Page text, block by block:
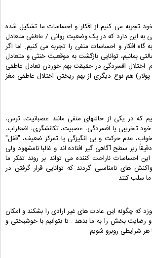
تجربه می کنیم از افکار و احساسات ما تشکیل شده
به این دارد که در یک وضعیت روانی / عاطفی متعادل
گاه افکار و احساسات منفی را تجربه می کنیم. اما اگر
بمانیم، توانایی بازگشت به موقعیت خنثی و متعادل
اختلال افسردگی در حقیقت بهم خوردن تعادل عاطفی
هم نوع دیگری از بهم ریختن اختلال عاطفی مغز
که در یکی از حالتهای منفی مانند عصبانیت، ترس،
تخریبی یا افسردگی، عصبیت، تکانشگری، اضطراب،
عدم حرکت و بی انگیزگی یا تمرکز ضعیف، "قفل"
زیر سطح آگاهی گیر افتاده اند و غالبا نامشهود ولی
احساسات ناراحت کننده می تواند بر روند تفکر ما
های نامناسبی گردند که توانایی قرار گرفتن در
سلب کنند.
که چگونه این عادت های غیر ارادی را بشکند و امکان
بخش را به ما بدهد – تا بتوانیم با خوشبختی و
هر شرایطی روبرو شویم.